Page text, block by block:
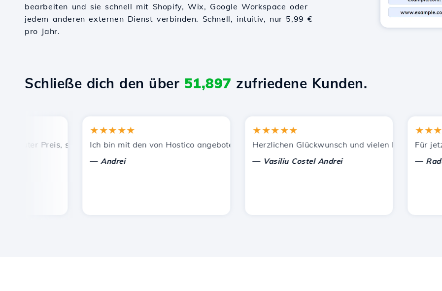
bearbeiten und sie schnell mit Shopify, Wix, Google Workspace oder
jedem anderen externen Dienst verbinden. Schnell, intuitiv, nur 5,99 €
pro Jahr.
Schließe dich den über 51,897 zufriedene Kunden.
Preis, schnelle und effiziente technische Unterstützung.
★★★★★
Ich bin mit den von Hostico angebotenen Dienstleistungen zufrieden. Ich habe Sie anderen
Andrei
★★★★★
Herzlichen Glückwunsch und vielen Dank für die
Vasiliu Costel Andrei
★★★★★
Für jetzt
Radu